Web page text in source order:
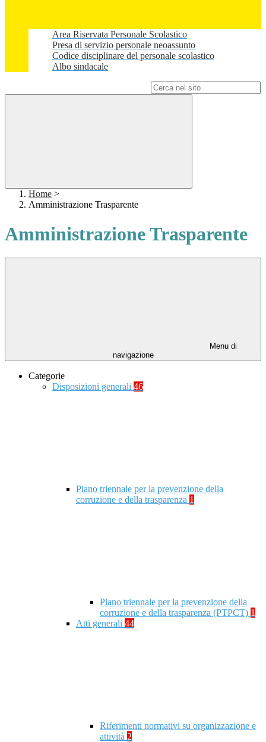
Area Riservata Personale Scolastico
Presa di servizio personale neoassunto
Codice disciplinare del personale scolastico
Albo sindacale
Home >
Amministrazione Trasparente
Amministrazione Trasparente
Menu di
navigazione
Categorie
Disposizioni generali 46
Piano triennale per la prevenzione della
corruzione e della trasparenza 1
Piano triennale per la prevenzione della
corruzione e della trasparenza (PTPCT) 1
Atti generali 44
Riferimenti normativi su organizzazione e
attività 2